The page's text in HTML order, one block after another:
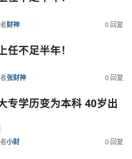
财神 0 回复
不足半年！
张财神 0 回复
专学历变为本科 40岁出
小财 0 回复